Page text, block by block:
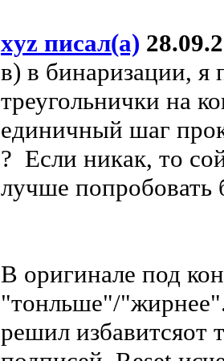
xyz писал(а)
в) в бинаризации,
треугольнички на
единичный шаг
? Если никак, то
лучше попробовать
В оригинале под
"тонльше"/
решил избавитсяот